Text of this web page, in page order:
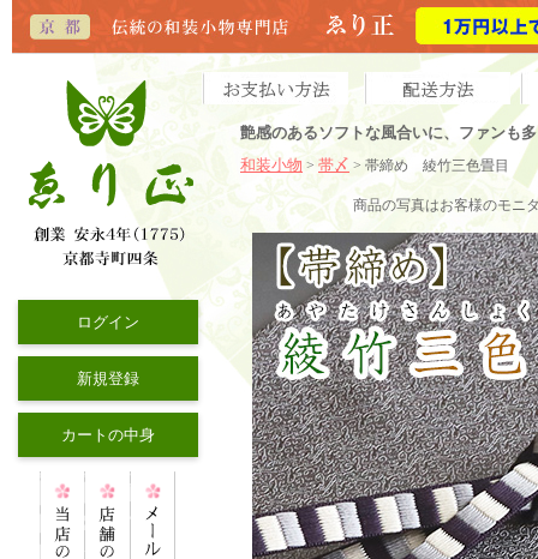
ログイン
新規登録
カートの中身
艶感のあるソフトな風合いに、ファンも
和装小物 > 帯〆 > 帯締め 綾竹三色畳目
商品の写真はお客様のモニ